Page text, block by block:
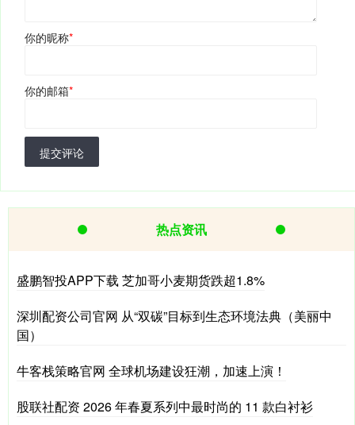
你的昵称*
你的邮箱*
提交评论
热点资讯
盛鹏智投APP下载 芝加哥小麦期货跌超1.8%
深圳配资公司官网 从“双碳”目标到生态环境法典（美丽中
国）
牛客栈策略官网 全球机场建设狂潮，加速上演！
股联社配资 2026 年春夏系列中最时尚的 11 款白衬衫